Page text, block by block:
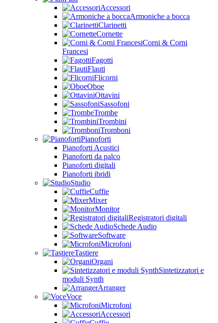
Accessori
Armoniche a bocca
Clarinetti
Cornette
Corni & Corni
Francesi
Fagotti
Flauti
Flicorni
Oboe
Ottavini
Sassofoni
Trombe
Trombini
Tromboni
Pianoforti
Pianoforti Acustici
Pianoforti da palco
Pianoforti digitali
Pianoforti ibridi
Studio
Cuffie
Mixer
Monitor
Registratori digitali
Schede Audio
Software
Microfoni
Tastiere
Organi
Sintetizzatori e
moduli Synth
Arranger
Voce
Microfoni
Accessori